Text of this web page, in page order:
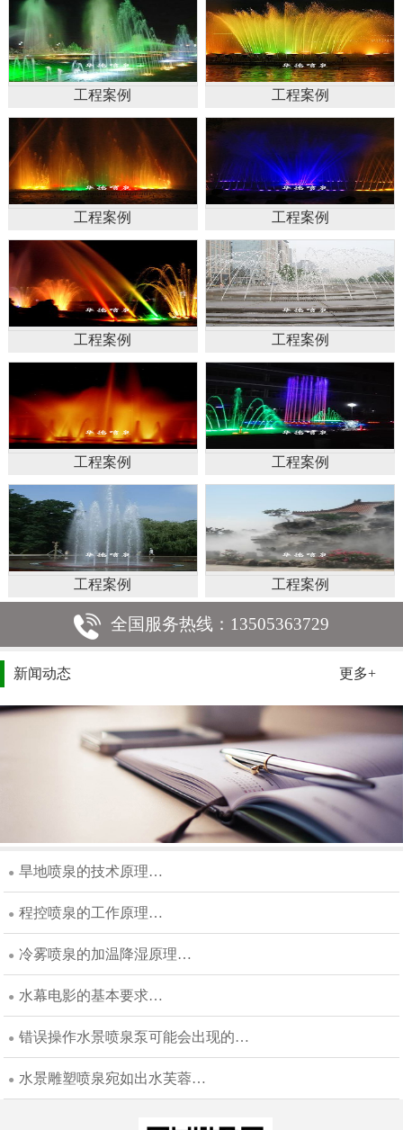
工程案例 工程案例
工程案例 工程案例
工程案例 工程案例
工程案例 工程案例
工程案例 工程案例
全国服务热线：13505363729
新闻动态 更多+
● 旱地喷泉的技术原理…
● 程控喷泉的工作原理…
● 冷雾喷泉的加温降湿原理…
● 水幕电影的基本要求…
● 错误操作水景喷泉泵可能会出现的…
● 水景雕塑喷泉宛如出水芙蓉…